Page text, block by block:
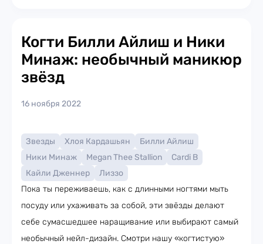
Когти Билли Айлиш и Ники
Минаж: необычный маникюр
звёзд
16 ноября 2022
Звезды Хлоя Кардашьян
Билли Айлиш
Ники Минаж
Megan Thee Stallion
Cardi B
Кайли Дженнер
Лиззо
Пока ты переживаешь, как с длинными ногтями мыть
посуду или ухаживать за собой, эти звёзды делают
себе сумасшедшее наращивание или выбирают самый
необычный нейл-дизайн. Смотри нашу «когтистую»